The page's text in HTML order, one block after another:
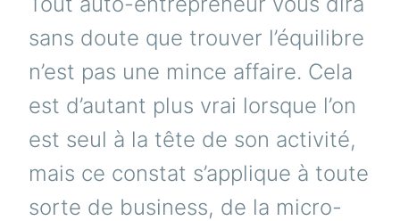
sans doute que trouver l’équilibre
n’est pas une mince affaire. Cela
est d’autant plus vrai lorsque l’on
est seul à la tête de son activité,
mais ce constat s’applique à toute
sorte de business, de la micro-